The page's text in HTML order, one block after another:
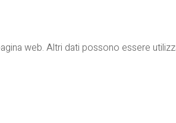
web. Altri dati possono essere